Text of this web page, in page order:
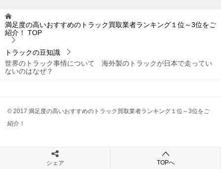
満足度の高いおすすめのトラック買取業者ランキング１位～3位をご
紹介！
TOP
トラックの豆知識
世界のトラック事情について 海外製のトラックが日本で走ってい
ないのはなぜ？
© 2017 満足度の高いおすすめのトラック買取業者ランキング１位～3位をご
紹介！
シェア TOPへ